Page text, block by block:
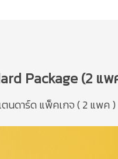
Package (2 แพ
นดาร์ด แพ็คเกจ ( 2 แพค )